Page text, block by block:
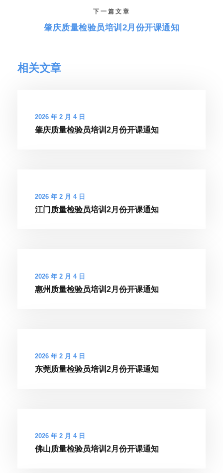
下一篇文章
肇庆质量检验员培训2月份开课通知
相关文章
2026 年 2 月 4 日
肇庆质量检验员培训2月份开课通知
2026 年 2 月 4 日
江门质量检验员培训2月份开课通知
2026 年 2 月 4 日
惠州质量检验员培训2月份开课通知
2026 年 2 月 4 日
东莞质量检验员培训2月份开课通知
2026 年 2 月 4 日
佛山质量检验员培训2月份开课通知